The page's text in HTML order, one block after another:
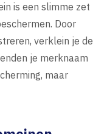
is een slimme zet
Door
verklein je de
je merknaam
maar